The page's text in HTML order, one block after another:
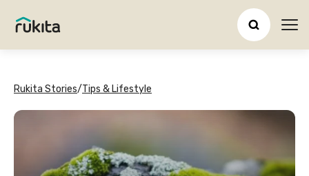
Rukita Stories/Tips & Lifestyle